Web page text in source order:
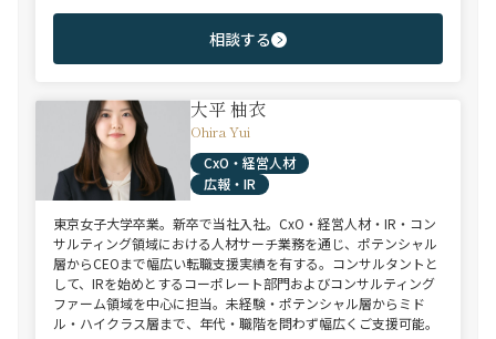
相談する
大平 柚衣
Ohira Yui
CxO・経営人材
広報・IR
東京女子大学卒業。新卒で当社入社。CxO・経営人材・IR・コン
サルティング領域における人材サーチ業務を通じ、ポテンシャル
層からCEOまで幅広い転職支援実績を有する。コンサルタントと
して、IRを始めとするコーポレート部門およびコンサルティング
ファーム領域を中心に担当。未経験・ポテンシャル層からミド
ル・ハイクラス層まで、年代・職階を問わず幅広くご支援可能。